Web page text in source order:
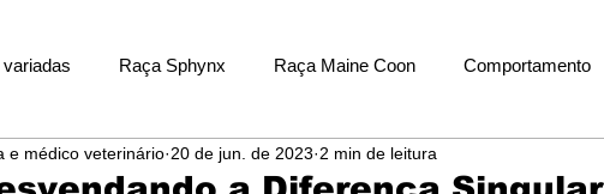
Raça Sphynx Raça Maine Coon Comportamento
Alimentação Saúde Raça Mau Egípcio
e médico veterinário 20 de jun. de 2023 2 min de leitura